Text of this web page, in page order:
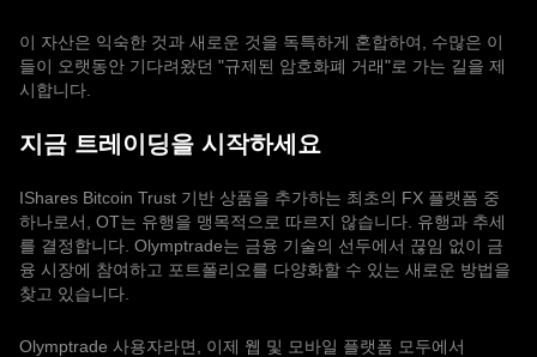
이 자산은 익숙한 것과 새로운 것을 독특하게 혼합하여, 수많은 이
들이 오랫동안 기다려왔던 "규제된 암호화폐 거래"로 가는 길을 제
시합니다.
지금 트레이딩을 시작하세요
IShares Bitcoin Trust 기반 상품을 추가하는 최초의 FX 플랫폼 중
하나로서, OT는 유행을 맹목적으로 따르지 않습니다. 유행과 추세
를 결정합니다. Olymptrade는 금융 기술의 선두에서 끊임 없이 금
융 시장에 참여하고 포트폴리오를 다양화할 수 있는 새로운 방법을
찾고 있습니다.
Olymptrade 사용자라면, 이제 웹 및 모바일 플랫폼 모두에서